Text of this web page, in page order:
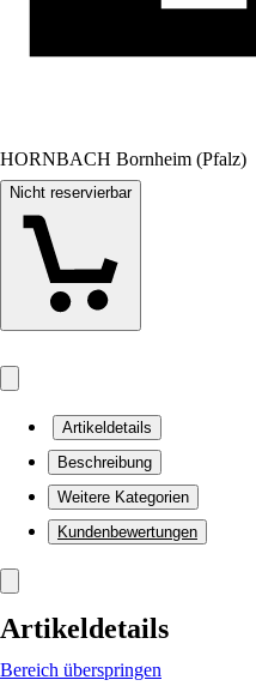
HORNBACH Bornheim (Pfalz)
Nicht reservierbar
Artikeldetails
Beschreibung
Weitere Kategorien
Kundenbewertungen
Artikeldetails
Bereich überspringen